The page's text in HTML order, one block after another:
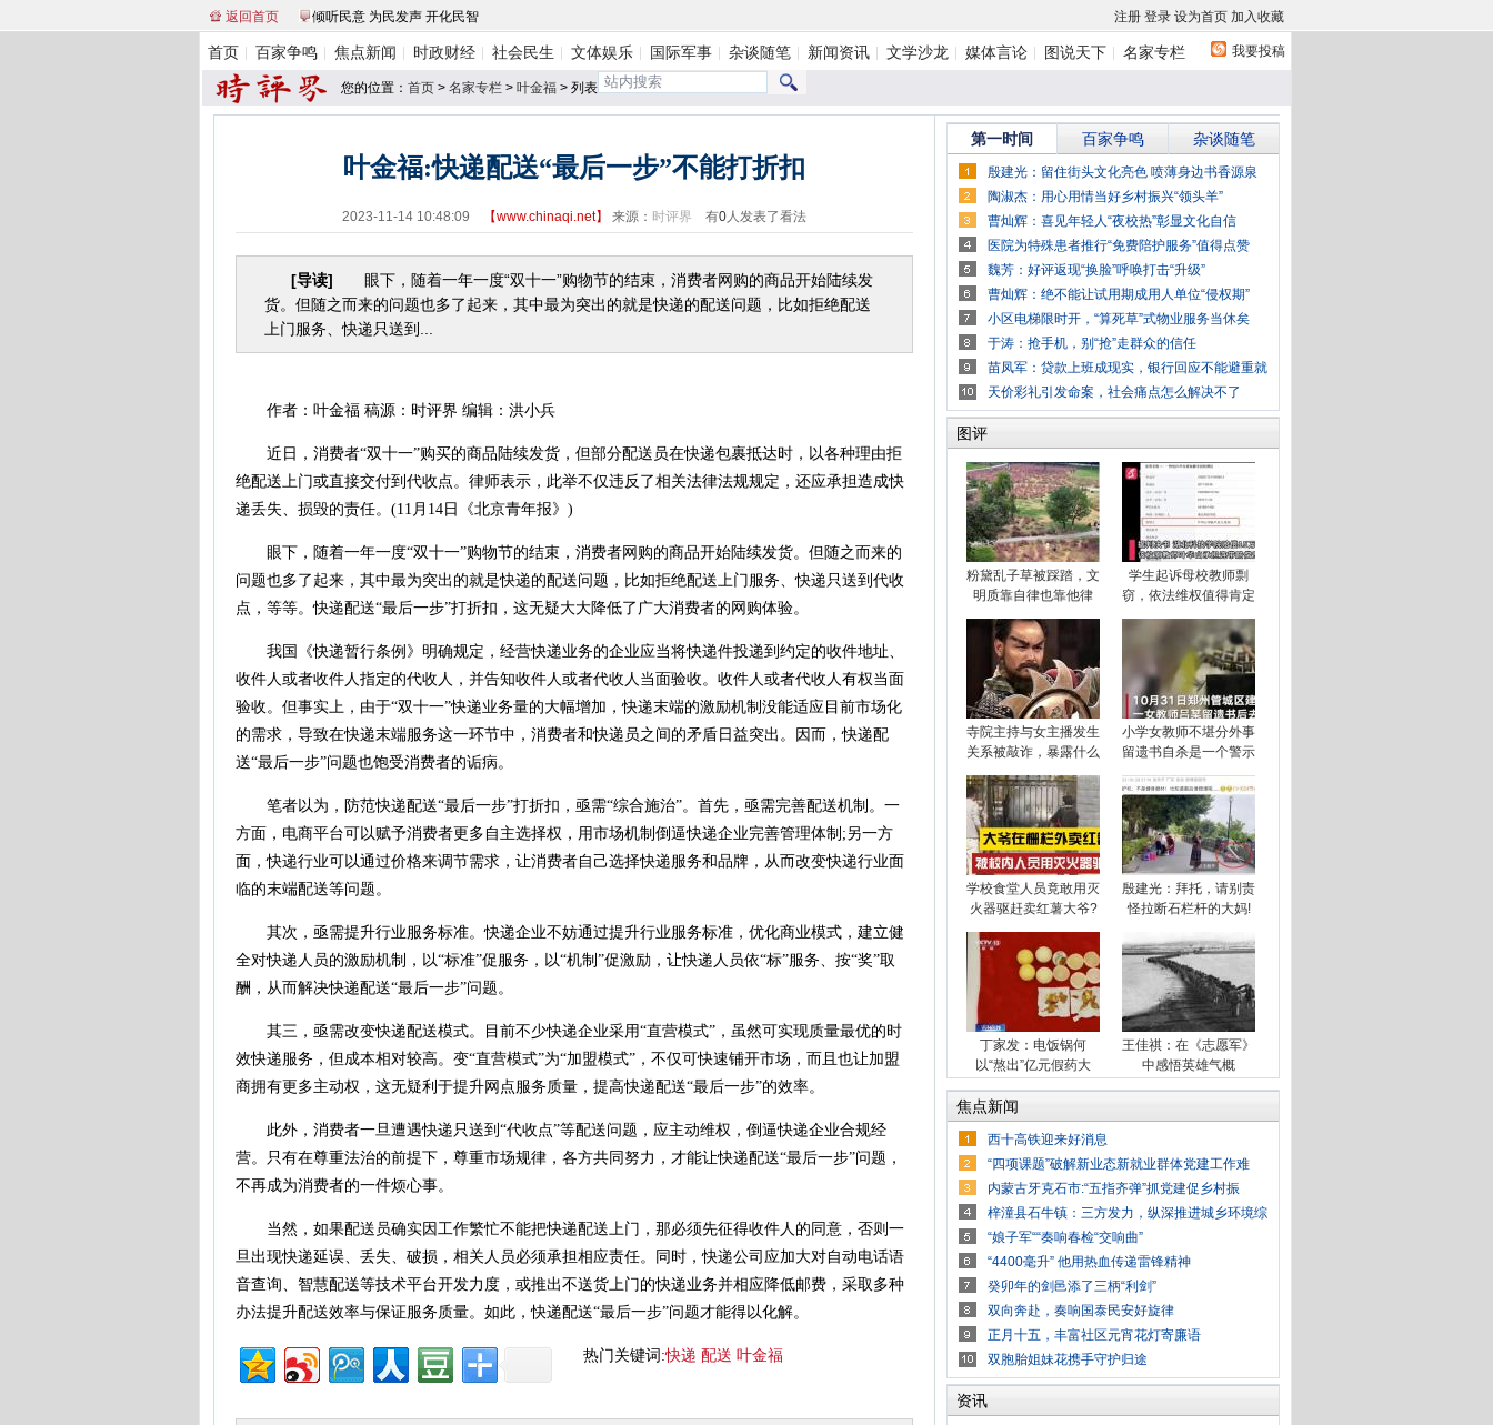
返回首页 倾听民意 为民发声 开化民智 注册 登录 设为首页 加入收藏
我要投稿
首页 百家争鸣 焦点新闻 时政财经 社会民生 文体娱乐 国际军事 杂谈随笔 新闻资讯 文学沙龙 媒体言论 图说天下 名家专栏
您的位置： 首页 > 名家专栏 > 叶金福 > 列表
叶金福:快递配送“最后一步”不能打折扣
2023-11-14 10:48:09 【www.chinaqi.net】 来源： 时评界 有0人发表了看法
[导读] 眼下，随着一年一度“双十一”购物节的结束，消费者网购的商品开始陆续发
货。但随之而来的问题也多了起来，其中最为突出的就是快递的配送问题，比如拒绝配送
上门服务、快递只送到...
作者：叶金福 稿源：时评界 编辑：洪小兵
近日，消费者“双十一”购买的商品陆续发货，但部分配送员在快递包裹抵达时，以各种理由拒
绝配送上门或直接交付到代收点。律师表示，此举不仅违反了相关法律法规规定，还应承担造成快
递丢失、损毁的责任。(11月14日《北京青年报》)
眼下，随着一年一度“双十一”购物节的结束，消费者网购的商品开始陆续发货。但随之而来的
问题也多了起来，其中最为突出的就是快递的配送问题，比如拒绝配送上门服务、快递只送到代收
点，等等。快递配送“最后一步”打折扣，这无疑大大降低了广大消费者的网购体验。
我国《快递暂行条例》明确规定，经营快递业务的企业应当将快递件投递到约定的收件地址、
收件人或者收件人指定的代收人，并告知收件人或者代收人当面验收。收件人或者代收人有权当面
验收。但事实上，由于“双十一”快递业务量的大幅增加，快递末端的激励机制没能适应目前市场化
的需求，导致在快递末端服务这一环节中，消费者和快递员之间的矛盾日益突出。因而，快递配
送“最后一步”问题也饱受消费者的诟病。
笔者以为，防范快递配送“最后一步”打折扣，亟需“综合施治”。首先，亟需完善配送机制。一
方面，电商平台可以赋予消费者更多自主选择权，用市场机制倒逼快递企业完善管理体制;另一方
面，快递行业可以通过价格来调节需求，让消费者自己选择快递服务和品牌，从而改变快递行业面
临的末端配送等问题。
其次，亟需提升行业服务标准。快递企业不妨通过提升行业服务标准，优化商业模式，建立健
全对快递人员的激励机制，以“标准”促服务，以“机制”促激励，让快递人员依“标”服务、按“奖”取
酬，从而解决快递配送“最后一步”问题。
其三，亟需改变快递配送模式。目前不少快递企业采用“直营模式”，虽然可实现质量最优的时
效快递服务，但成本相对较高。变“直营模式”为“加盟模式”，不仅可快速铺开市场，而且也让加盟
商拥有更多主动权，这无疑利于提升网点服务质量，提高快递配送“最后一步”的效率。
此外，消费者一旦遭遇快递只送到“代收点”等配送问题，应主动维权，倒逼快递企业合规经
营。只有在尊重法治的前提下，尊重市场规律，各方共同努力，才能让快递配送“最后一步”问题，
不再成为消费者的一件烦心事。
当然，如果配送员确实因工作繁忙不能把快递配送上门，那必须先征得收件人的同意，否则一
旦出现快递延误、丢失、破损，相关人员必须承担相应责任。同时，快递公司应加大对自动电话语
音查询、智慧配送等技术平台开发力度，或推出不送货上门的快递业务并相应降低邮费，采取多种
办法提升配送效率与保证服务质量。如此，快递配送“最后一步”问题才能得以化解。
热门关键词:快递 配送 叶金福
第一时间 百家争鸣 杂谈随笔
殷建光：留住街头文化亮色 喷薄身边书香源泉
陶淑杰：用心用情当好乡村振兴“领头羊”
曹灿辉：喜见年轻人“夜校热”彰显文化自信
医院为特殊患者推行“免费陪护服务”值得点赞
魏芳：好评返现“换脸”呼唤打击“升级”
曹灿辉：绝不能让试用期成用人单位“侵权期”
小区电梯限时开，“算死草”式物业服务当休矣
于涛：抢手机，别“抢”走群众的信任
苗凤军：贷款上班成现实，银行回应不能避重就
天价彩礼引发命案，社会痛点怎么解决不了
图评
粉黛乱子草被踩踏，文
明质靠自律也靠他律
学生起诉母校教师剽
窃，依法维权值得肯定
寺院主持与女主播发生
关系被敲诈，暴露什么
小学女教师不堪分外事
留遗书自杀是一个警示
学校食堂人员竟敢用灭
火器驱赶卖红薯大爷?
殷建光：拜托，请别责
怪拉断石栏杆的大妈!
丁家发：电饭锅何
以“熬出”亿元假药大
王佳祺：在《志愿军》
中感悟英雄气概
焦点新闻
西十高铁迎来好消息
“四项课题”破解新业态新就业群体党建工作难
内蒙古牙克石市:“五指齐弹”抓党建促乡村振
梓潼县石牛镇：三方发力，纵深推进城乡环境综
“娘子军““奏响春检“交响曲”
“4400毫升” 他用热血传递雷锋精神
癸卯年的剑邑添了三柄“利剑”
双向奔赴，奏响国泰民安好旋律
正月十五，丰富社区元宵花灯寄廉语
双胞胎姐妹花携手守护归途
资讯